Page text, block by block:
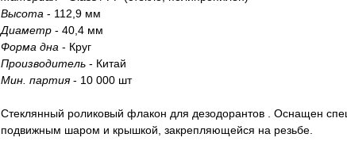
Высота - 112,9 мм
Диаметр - 40,4 мм
Форма дна - Круг
Производитель - Китай
Мин. партия- 10 000 шт
Стеклянный роликовый флакон для дезодорантов . Оснащен
подвижным шаром и крышкой, закрепляющейся на резьбе.